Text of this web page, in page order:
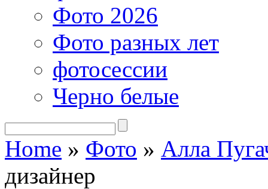
Фото 2026
Фото разных лет
фотосессии
Черно белые
Home » Фото » Алла
дизайнер